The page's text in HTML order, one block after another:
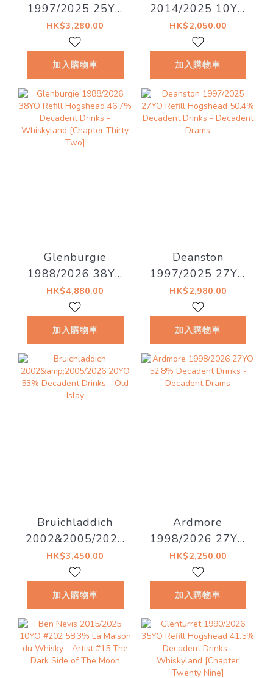
1997/2025 25YO
47.3% LMDW
Artist #15 The
Dark Side of the
HK$3,280.00
加入購物車
2014/2025 10YO
Oloroso Sherry
#14129.09 58.1%
La Maison du
HK$2,050.00
加入購物車
Glenburgie
1988/2026 38YO
Refill Hogshead
46.7% Decadent
Drinks -
[Chapter Thirty
Two]
HK$4,880.00
加入購物車
Deanston
1997/2025 27YO
Refill Hogshead
50.4% Decadent
Drinks - Decadent
HK$2,980.00
加入購物車
Bruichladdich
2002&2005/2026
20YO 53%
Decadent Drinks -
Old Islay
HK$3,450.00
加入購物車
Ardmore
1998/2026 27YO
52.8% Decadent
Drinks - Decadent
Drams
HK$2,250.00
加入購物車